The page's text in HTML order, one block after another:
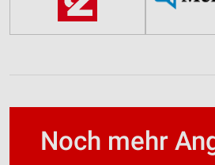
Noch mehr